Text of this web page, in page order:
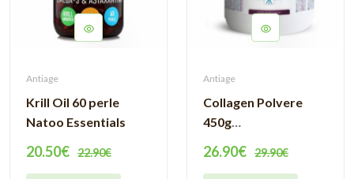
Antiage
Krill Oil 60 perle
Natoo Essentials
20.50€ 22.90€
Antiage
Collagen Polvere
450g
26.90€ 29.90€